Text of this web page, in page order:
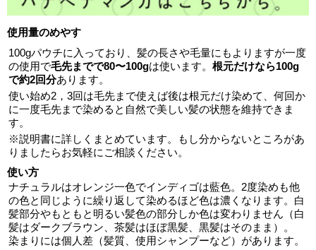
使用量のめやす
100gパウチに入っており、髪の長さや毛量にもよりますが一度
の使用で毛先までで80〜100gは使います。 根元だけなら100g
で約2回分あります。
使い始め2，3回は毛先まで使えば後は根元だけ染めて、何回か
に一度毛先まで染めると自然で美しい髪の状態を維持できま
す。
※説明書に詳しくまとめています。もし分からないところがあ
りましたらお気軽にご相談ください。
使い方
ナチュラルはオレンジ一色でインディゴは藍色。2度染めも他
の色と同じように繰り返して染めるほど色は濃くなります。白
髪部分やもともと明るい髪色の部分しか色は変わりません（白
髪はダークブラウン、茶髪はほぼ黒髪、黒髪はそのまま）。
染まりには個人差（髪質、使用シャンプーなど）があります。